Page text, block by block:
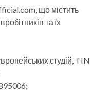
що містить
та їх
студій, TIN